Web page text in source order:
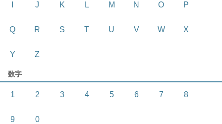
J K L M N O P
Q R S T U V W X
Y Z
数字
1 2 3 4 5 6 7 8
9 0